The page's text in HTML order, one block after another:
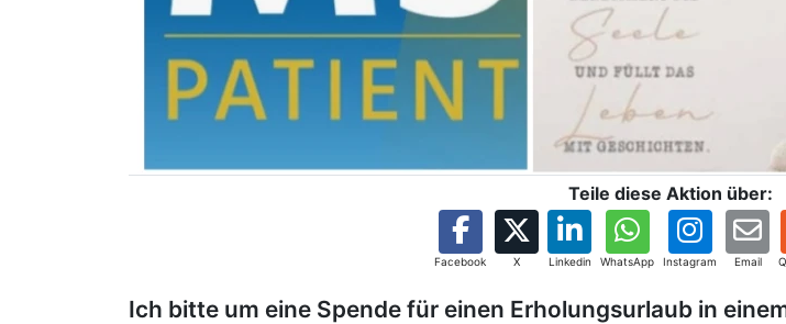
Teile diese Aktion über:
Facebook X Linkedin WhatsApp Instagram Email
Ich bitte um eine Spende für einen Erholungsurlaub in